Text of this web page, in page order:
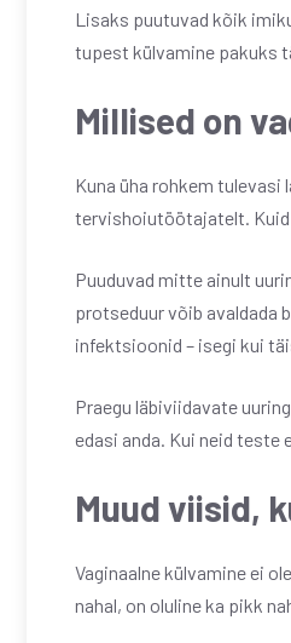
Lisaks puutuvad kõik
tupest külvamine pakuks
Millised on
Kuna üha rohkem
tervishoiutöötajatelt. Kuid
Puuduvad mitte ainult
protseduur võib avaldada
infektsioonid – isegi kui
Praegu läbiviidavate
edasi anda. Kui neid teste
Muud viisid,
Vaginaalne külvamine ei
nahal, on oluline ka pikk